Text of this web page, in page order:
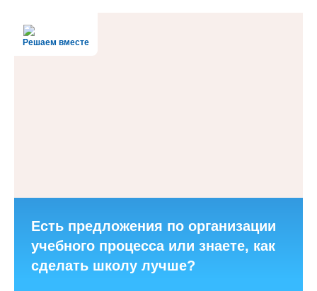
Решаем вместе
Есть предложения по организации
учебного процесса или знаете, как
сделать школу лучше?